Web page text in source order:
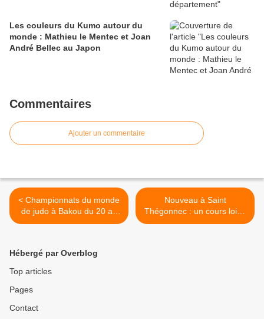
Les couleurs du Kumo autour du
monde : Mathieu le Mentec et Joan
André Bellec au Japon
Commentaires
Ajouter un commentaire
< Championnats du monde
de judo à Bakou du 20 au
27 septembre
Nouveau à Saint
Thégonnec : un cours loisir
Jujitsu et Self défense >
Hébergé par Overblog
Top articles
Pages
Contact